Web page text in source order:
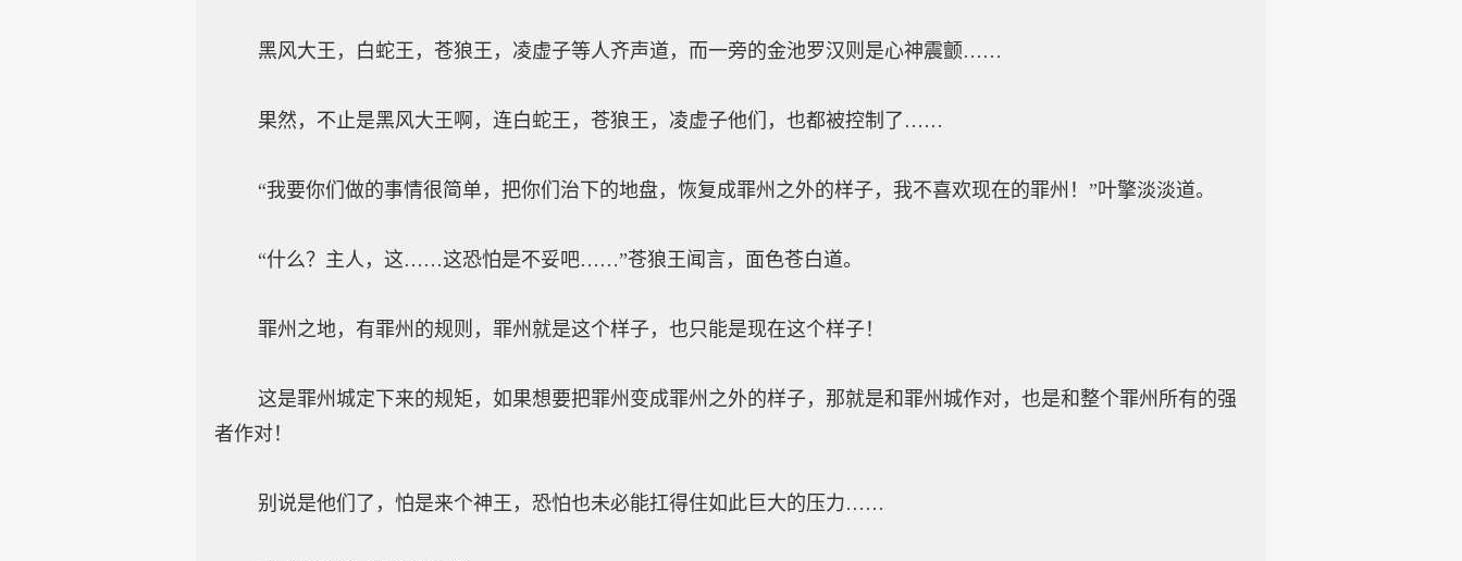
黑风大王，白蛇王，苍狼王，凌虚子等人齐声道，而一旁的金池罗汉则是心神震颤……
果然，不止是黑风大王啊，连白蛇王，苍狼王，凌虚子他们，也都被控制了……
“我要你们做的事情很简单，把你们治下的地盘，恢复成罪州之外的样子，我不喜欢现在的罪州！”叶擎淡淡道。
“什么？主人，这……这恐怕是不妥吧……”苍狼王闻言，面色苍白道。
罪州之地，有罪州的规则，罪州就是这个样子，也只能是现在这个样子！
这是罪州城定下来的规矩，如果想要把罪州变成罪州之外的样子，那就是和罪州城作对，也是和整个罪州所有的强
者作对！
别说是他们了，怕是来个神王，恐怕也未必能扛得住如此巨大的压力……